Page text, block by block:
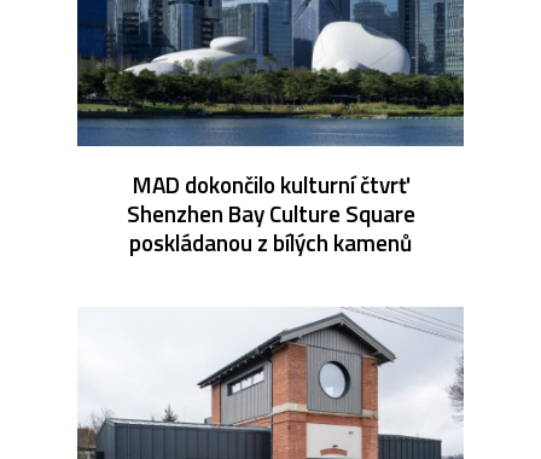
MAD dokončilo kulturní čtvrť
Shenzhen Bay Culture Square
poskládanou z bílých kamenů